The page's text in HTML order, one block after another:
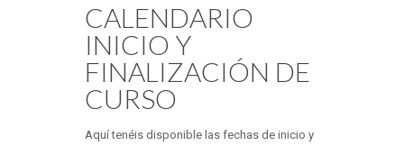
CALENDARIO
INICIO Y
FINALIZACIÓN DE
CURSO
Aquí tenéis disponible las fechas de inicio y